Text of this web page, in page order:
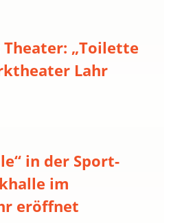
„Toilette
Lahr
in der Sport-
im
eröffnet